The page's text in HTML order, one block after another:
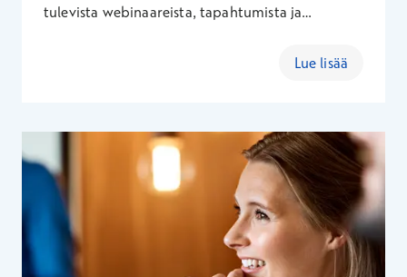
tulevista webinaareista, tapahtumista ja
hyvinvointiin, johtamiseen ja työterveydenLue lisää